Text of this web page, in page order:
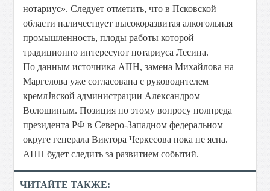
нотариус». Следует отметить, что в Псковской
области наличествует высокоразвитая алкогольная
промышленность, плоды работы которой
традиционно интересуют нотариуса Лесина.
По данным источника АПН, замена Михайлова на
Маргелова уже согласована с руководителем
кремлЈвской администрации Александром
Волошиным. Позиция по этому вопросу полпреда
президента РФ в Северо-Западном федеральном
округе генерала Виктора Черкесова пока не ясна.
АПН будет следить за развитием событий.
ЧИТАЙТЕ ТАКЖЕ: